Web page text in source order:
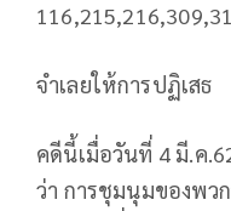
จำเลยให้การปฏิเสธ
คดีนี้เมื่อวันที่ 4 มี.ค
ว่า การชุมนุมของพว